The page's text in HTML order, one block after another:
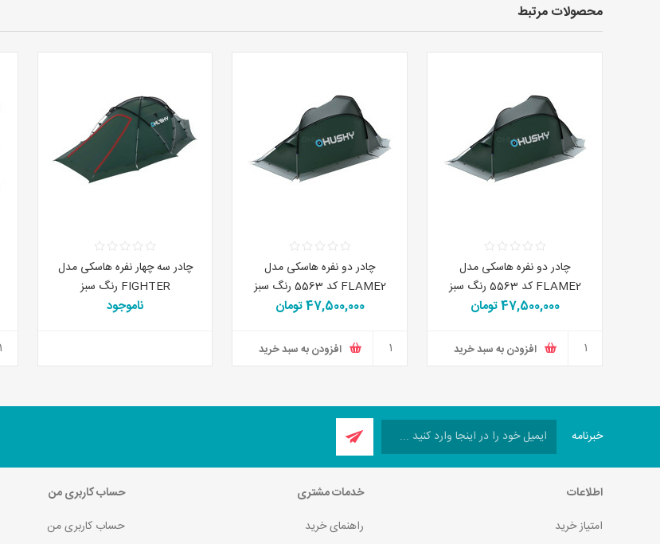
محصولات مرتبط
چادر دو نفره هاسکی مدل
FLAME2 کد 5563 رنگ سبز
47,500,000 تومان
افزودن به سبد خرید
چادر دو نفره هاسکی مدل
FLAME2 کد 5563 رنگ سبز
47,500,000 تومان
افزودن به سبد خرید
چادر سه چهار نفره هاسکی مدل
FIGHTER رنگ سبز
ناموجود
خبرنامه
اطلاعات
امتیاز خرید
خدمات مشتری
راهنمای خرید
حساب کاربری من
حساب کاربری من